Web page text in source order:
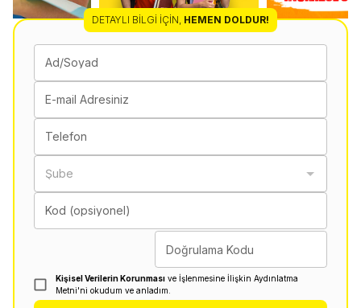
DETAYLI BILGI İÇIN, HEMEN DOLDUR!
Ad/Soyad
E-mail Adresiniz
Telefon
Şube
Kod (opsiyonel)
Doğrulama Kodu
Kişisel Verilerin Korunması ve İşlenmesine İlişkin Aydınlatma
Metni'ni okudum ve anladım.